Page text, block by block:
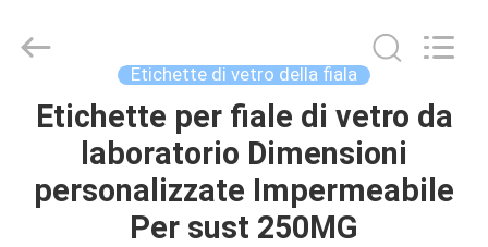
CASA
PRODOTTI
Industry
Reserved.
Etichette di vetro della fiala
Etichette per fiale di vetro da
laboratorio Dimensioni
personalizzate Impermeabile
Per sust 250MG